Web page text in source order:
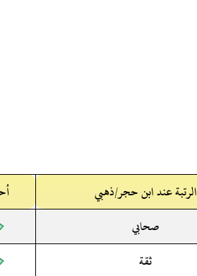
الرتبة عند ابن حجر/ذهبي
صحابي
ثقة